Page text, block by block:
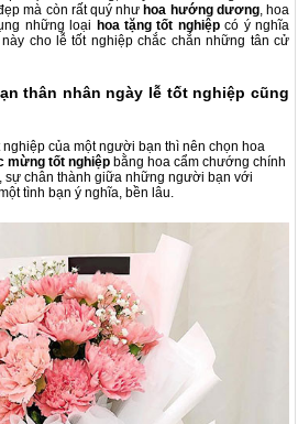
mà còn rất quý như hoa hướng dương, hoa
những loại hoa tặng tốt nghiệpcó ý nghĩa
cho lễ tốt nghiệp chắc chắn những tân cử
thân nhân ngày lễ tốt nghiệp cũng
của một người bạn thì nên chọn hoa
mừng tốt nghiệp bằng hoa cẩm chướng chính
sự chân thành giữa những người bạn với
tình bạn ý nghĩa, bền lâu.